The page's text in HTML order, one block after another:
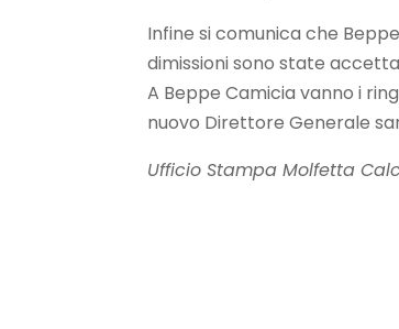
Infine si comunica che
dimissioni sono state
A Beppe Camicia vanno i
nuovo Direttore Generale
Ufficio Stampa Molfetta